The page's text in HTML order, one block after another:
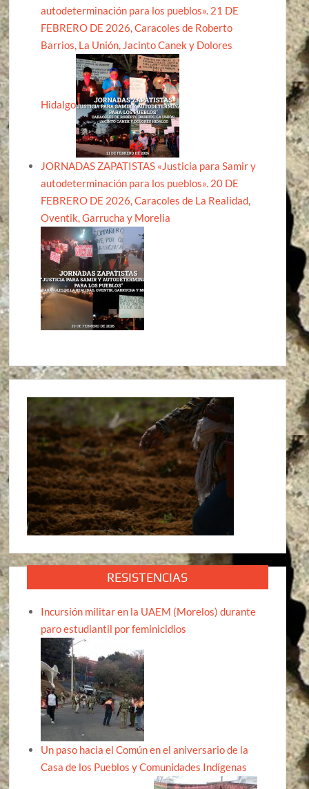
autodeterminación para los pueblos». 21 DE
FEBRERO DE 2026, Caracoles de Roberto
Barrios, La Unión, Jacinto Canek y Dolores
Hidalgo
JORNADAS ZAPATISTAS «Justicia para Samir y
autodeterminación para los pueblos». 20 DE
FEBRERO DE 2026, Caracoles de La Realidad,
Oventik, Garrucha y Morelia
RESISTENCIAS
Incursión militar en la UAEM (Morelos) durante
paro estudiantil por feminicidios
Un paso hacia el Común en el aniversario de la
Casa de los Pueblos y Comunidades Indígenas